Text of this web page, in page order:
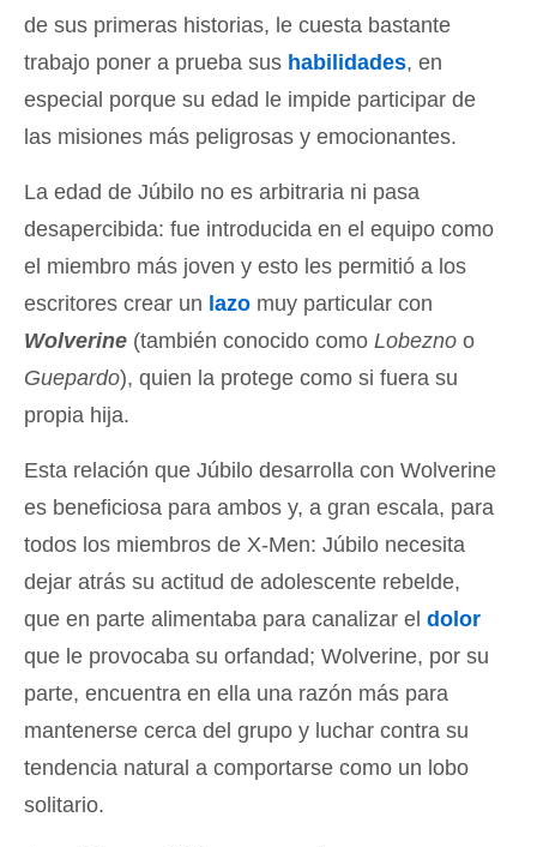
de sus primeras historias, le cuesta bastante
trabajo poner a prueba sus habilidades, en
especial porque su edad le impide participar de
las misiones más peligrosas y emocionantes.
La edad de Júbilo no es arbitraria ni pasa
desapercibida: fue introducida en el equipo como
el miembro más joven y esto les permitió a los
escritores crear un lazo muy particular con
Wolverine (también conocido como Lobezno o
Guepardo), quien la protege como si fuera su
propia hija.
Esta relación que Júbilo desarrolla con Wolverine
es beneficiosa para ambos y, a gran escala, para
todos los miembros de X-Men: Júbilo necesita
dejar atrás su actitud de adolescente rebelde,
que en parte alimentaba para canalizar el dolor
que le provocaba su orfandad; Wolverine, por su
parte, encuentra en ella una razón más para
mantenerse cerca del grupo y luchar contra su
tendencia natural a comportarse como un lobo
solitario.